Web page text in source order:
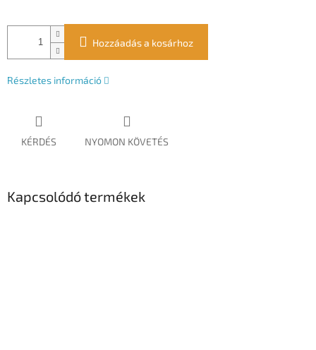
Hozzáadás a kosárhoz
Részletes információ
KÉRDÉS NYOMON KÖVETÉS
Kapcsolódó termékek